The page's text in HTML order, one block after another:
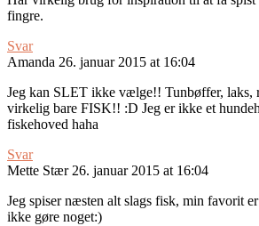
fingre.
Svar
Amanda 26. januar 2015 at 16:04
Jeg kan SLET ikke vælge!! Tunbøffer, laks,
virkelig bare FISK!! :D Jeg er ikke et
fiskehoved haha
Svar
Mette Stær 26. januar 2015 at 16:04
Jeg spiser næsten alt slags fisk, min favorit
ikke gøre noget:)